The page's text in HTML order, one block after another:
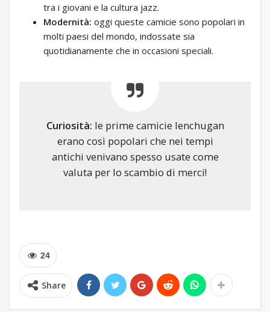
tra i giovani e la cultura jazz.
Modernità: oggi queste camicie sono popolari in
molti paesi del mondo, indossate sia
quotidianamente che in occasioni speciali.
Curiosità: le prime camicie lenchugan
erano così popolari che nei tempi
antichi venivano spesso usate come
valuta per lo scambio di merci!
24
Share